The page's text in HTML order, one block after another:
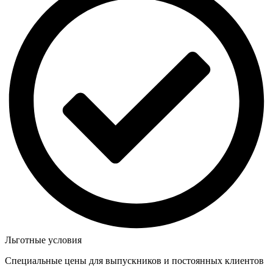
Льготные условия
Специальные цены для выпускников и постоянных клиентов